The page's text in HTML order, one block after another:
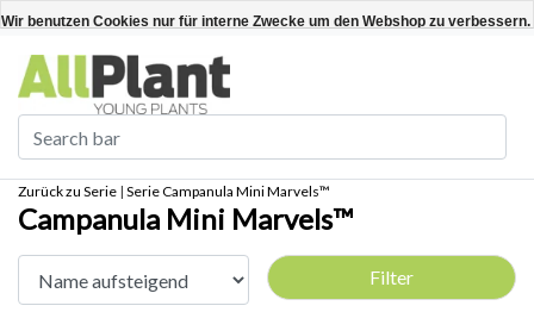
Kundenkonto anlegen / anmelden Deutsch
Zurück zu Serie | SerieCampanula Mini Marvels™
Campanula Mini Marvels™
Filter
Wir benutzen Cookies nur für interne Zwecke um den Webshop zu